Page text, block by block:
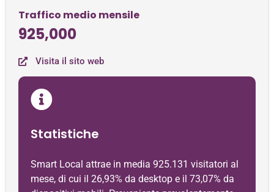
Traffico medio mensile
925,000
Visita il sito web
Statistiche
Smart Local attrae in media 925.131 visitatori al
mese, di cui il 26,93% da desktop e il 73,07% da